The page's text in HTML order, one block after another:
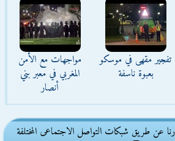
تفجير مقهى في موسكو
بعبوة ناسفة
مواجهات مع الأمن
المغربي في معبر بني
أنصار
عن طريق شبكات التواصل الاجتماعى المختلفة